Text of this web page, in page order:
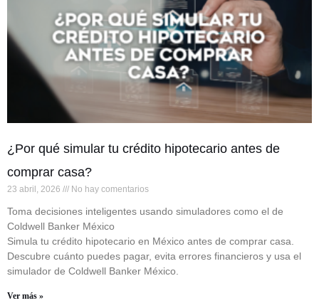
¿Por qué simular tu crédito hipotecario antes de
comprar casa?
23 abril, 2026 No hay comentarios
Toma decisiones inteligentes usando simuladores como el de
Coldwell Banker México
Simula tu crédito hipotecario en México antes de comprar casa.
Descubre cuánto puedes pagar, evita errores financieros y usa el
simulador de Coldwell Banker México.
Ver más »